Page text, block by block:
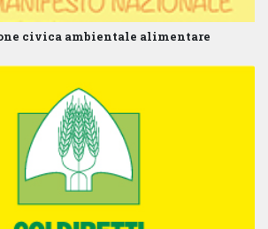
civica ambientale alimentare